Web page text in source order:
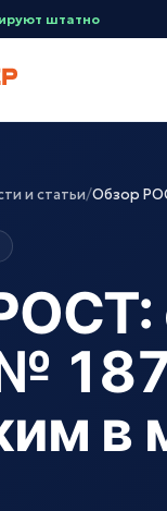
штатно
и статьи/Обзор
в